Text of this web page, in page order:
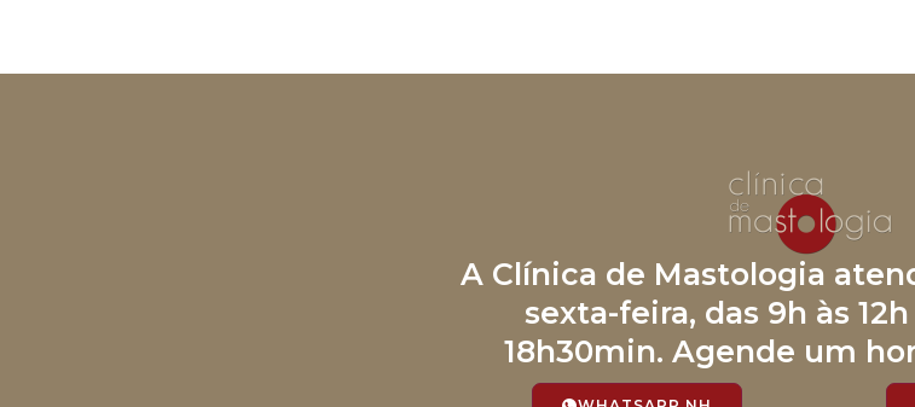
A Clínica de Mastologia
sexta-feira, das 9h às 12h
18h30min. Agende um